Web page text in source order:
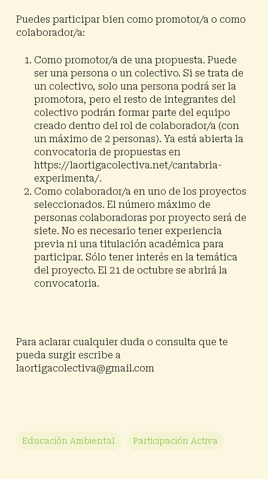
Puedes participar bien como promotor/a o como
colaborador/a:
Como promotor/a de una propuesta. Puede
ser una persona o un colectivo. Si se trata de
un colectivo, solo una persona podrá ser la
promotora, pero el resto de integrantes del
colectivo podrán formar parte del equipo
creado dentro del rol de colaborador/a (con
un máximo de 2 personas). Ya está abierta la
convocatoria de propuestas en
https://laortigacolectiva.net/cantabria-
experimenta/.
Como colaborador/aen uno de los proyectos
seleccionados. El número máximo de
personas colaboradoras por proyecto será de
siete. No es necesario tener experiencia
previa ni una titulación académica para
participar. Sólo tener interés en la temática
del proyecto. El 21 de octubre se abrirá la
convocatoria.
Para aclarar cualquier duda o consulta que te
pueda surgir escribe a
laortigacolectiva@gmail.com
Educación Ambiental Participación Activa